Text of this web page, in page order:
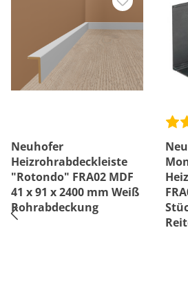
Neuhofer
Heizrohrabdeckleiste
"Rotondo" FRA02 MDF
41 x 91 x 2400 mm Weiß
Rohrabdeckung